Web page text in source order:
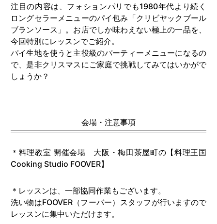
注目の内容は、フォションパリでも1980年代より続く
ロングセラーメニューのパイ包み「クリビヤックブール
ブランソース」。お店でしか味わえない極上の一品を、
今回特別にレッスンでご紹介。
パイ生地を使うと主役級のパーティーメニューになるの
で、是非クリスマスにご家庭で挑戦してみてはいかがで
しょうか？
会場・注意事項
＊料理教室 開催会場 大阪・梅田茶屋町の【料理王国
Cooking Studio FOOVER】
＊レッスンは、一部協同作業もございます。
洗い物はFOOVER（フーバー）スタッフが行いますので
レッスンに集中いただけます。